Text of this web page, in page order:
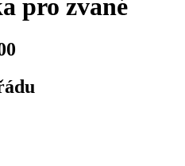
pro zvané